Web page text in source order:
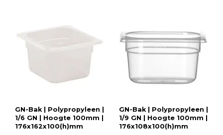
GN-Bak | Polypropyleen |
1/6 GN | Hoogte 100mm |
176x162x100(h)mm
GN-Bak | Polypropyleen |
1/9 GN | Hoogte 100mm |
176x108x100(h)mm